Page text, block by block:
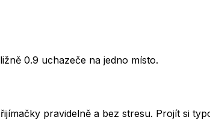
0.9 uchazeče na jedno místo.
pravidelně a bez stresu. Projít si